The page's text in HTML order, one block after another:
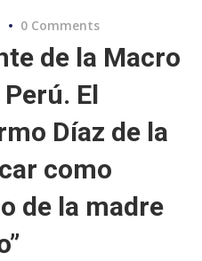
0 Comments
de la Macro
El
Díaz de la
como
de la madre